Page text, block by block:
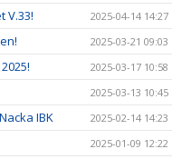
V.33! 2025-04-14 14:27
2025-03-21 09:03
2025-03-17 10:58
2025-03-13 10:45
IBK 2025-02-14 14:23
2025-01-09 12:22